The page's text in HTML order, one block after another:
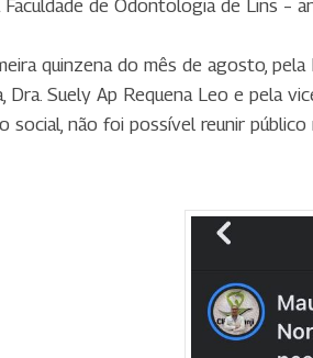
de Odontologia de Lins –
quinzena do mês de agosto,
Suely Ap Requena Leo e pela
não foi possível reunir público